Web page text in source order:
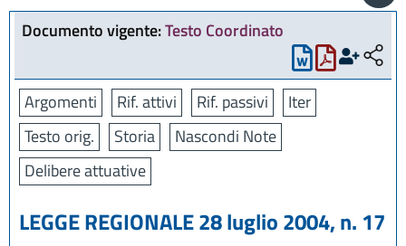
Documento vigente:Testo Coordinato
Argomenti Rif. attivi Rif. passivi
Iter
Testo orig.
Storia
Nascondi Note
Delibere attuative
LEGGE REGIONALE 28 luglio 2004, n. 17